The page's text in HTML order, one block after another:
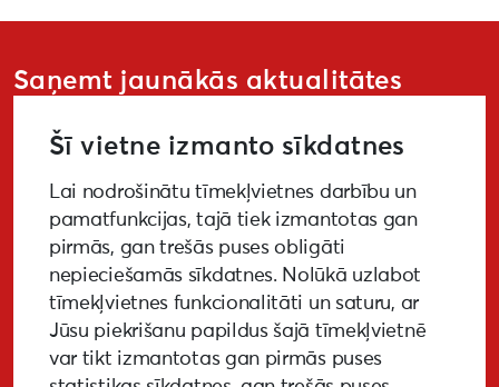
Saņemt jaunākās aktualitātes
PIETEIKTIES
GALERIJA MEDIJIEM LKA PĒTĪJUMS
BUJ NOTIKUŠIE PASĀKUMI
Šī vietne izmanto sīkdatnes
Lai nodrošinātu tīmekļvietnes darbību un
pamatfunkcijas, tajā tiek izmantotas gan
pirmās, gan trešās puses obligāti
nepieciešamās sīkdatnes. Nolūkā uzlabot
tīmekļvietnes funkcionalitāti un saturu, ar
Jūsu piekrišanu papildus šajā tīmekļvietnē
var tikt izmantotas gan pirmās puses